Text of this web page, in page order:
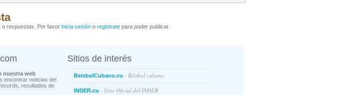
o respuestas. Por favor inicia sesión o registrate para poder publicar.
nuestra web
encontrar noticias del
resultados de
Sitios de interés
BeisbolCubano.cu - Béisbol cubano
INDER.cu - Sitio Oficial del INDER